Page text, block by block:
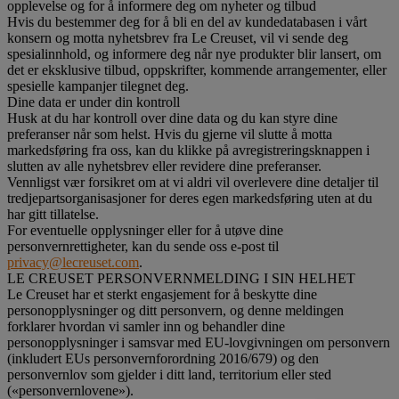
opplevelse og for å informere deg om nyheter og tilbud
Hvis du bestemmer deg for å bli en del av kundedatabasen i vårt
konsern og motta nyhetsbrev fra Le Creuset, vil vi sende deg
spesialinnhold, og informere deg når nye produkter blir lansert, om
det er eksklusive tilbud, oppskrifter, kommende arrangementer, eller
spesielle kampanjer tilegnet deg.
Dine data er under din kontroll
Husk at du har kontroll over dine data og du kan styre dine
preferanser når som helst. Hvis du gjerne vil slutte å motta
markedsføring fra oss, kan du klikke på avregistreringsknappen i
slutten av alle nyhetsbrev eller revidere dine preferanser.
Vennligst vær forsikret om at vi aldri vil overlevere dine detaljer til
tredjepartsorganisasjoner for deres egen markedsføring uten at du
har gitt tillatelse.
For eventuelle opplysninger eller for å utøve dine
personvernrettigheter, kan du sende oss e-post til
privacy@lecreuset.com.
LE CREUSET PERSONVERNMELDING I SIN HELHET
Le Creuset har et sterkt engasjement for å beskytte dine
personopplysninger og ditt personvern, og denne meldingen
forklarer hvordan vi samler inn og behandler dine
personopplysninger i samsvar med EU-lovgivningen om personvern
(inkludert EUs personvernforordning 2016/679) og den
personvernlov som gjelder i ditt land, territorium eller sted
(«personvernlovene»).